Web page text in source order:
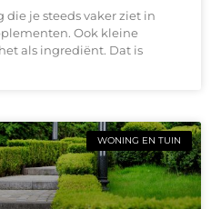
je steeds vaker ziet in
Ook kleine
als ingrediënt. Dat is
WONING EN TUIN